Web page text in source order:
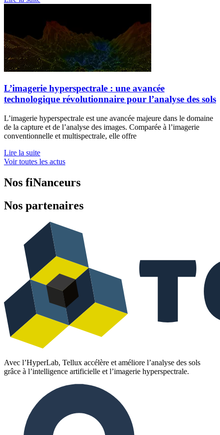
L’imagerie hyperspectrale : une avancée
technologique révolutionnaire pour l’analyse des sols
L’imagerie hyperspectrale est une avancée majeure dans le domaine
de la capture et de l’analyse des images. Comparée à l’imagerie
conventionnelle et multispectrale, elle offre
Lire la suite
Voir toutes les actus
Nos fiNanceurs
Nos partenaires
Avec l’HyperLab, Tellux accélère et améliore l’analyse des sols
grâce à l’intelligence artificielle et l’imagerie hyperspectrale.